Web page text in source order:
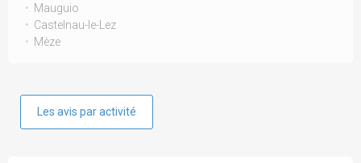
Mauguio
Castelnau-le-Lez
Mèze
Les avis par activité